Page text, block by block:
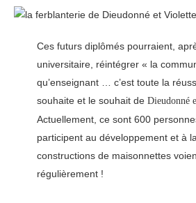
Ces futurs diplômés pourraient,
universitaire, réintégrer « la
qu’enseignant … c’est toute la
souhaite et le souhait de Dieudonné
Actuellement, ce sont 600
participent au développement et à
constructions de maisonnettes
régulièrement !